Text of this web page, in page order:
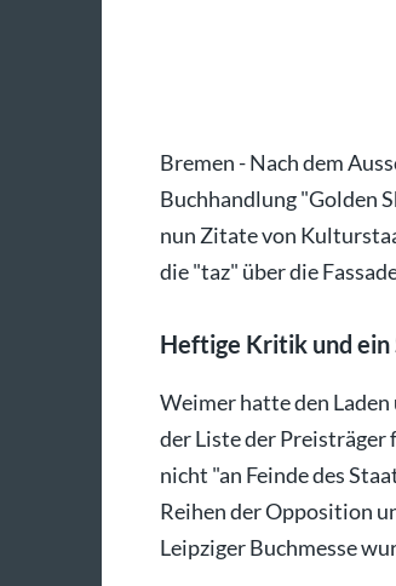
Bremen - Nach dem
Buchhandlung "Golden
nun Zitate von
die "taz" über die
Heftige Kritik und
Weimer hatte den
der Liste der
nicht "an Feinde des
Reihen der Opposition
Leipziger Buchmesse